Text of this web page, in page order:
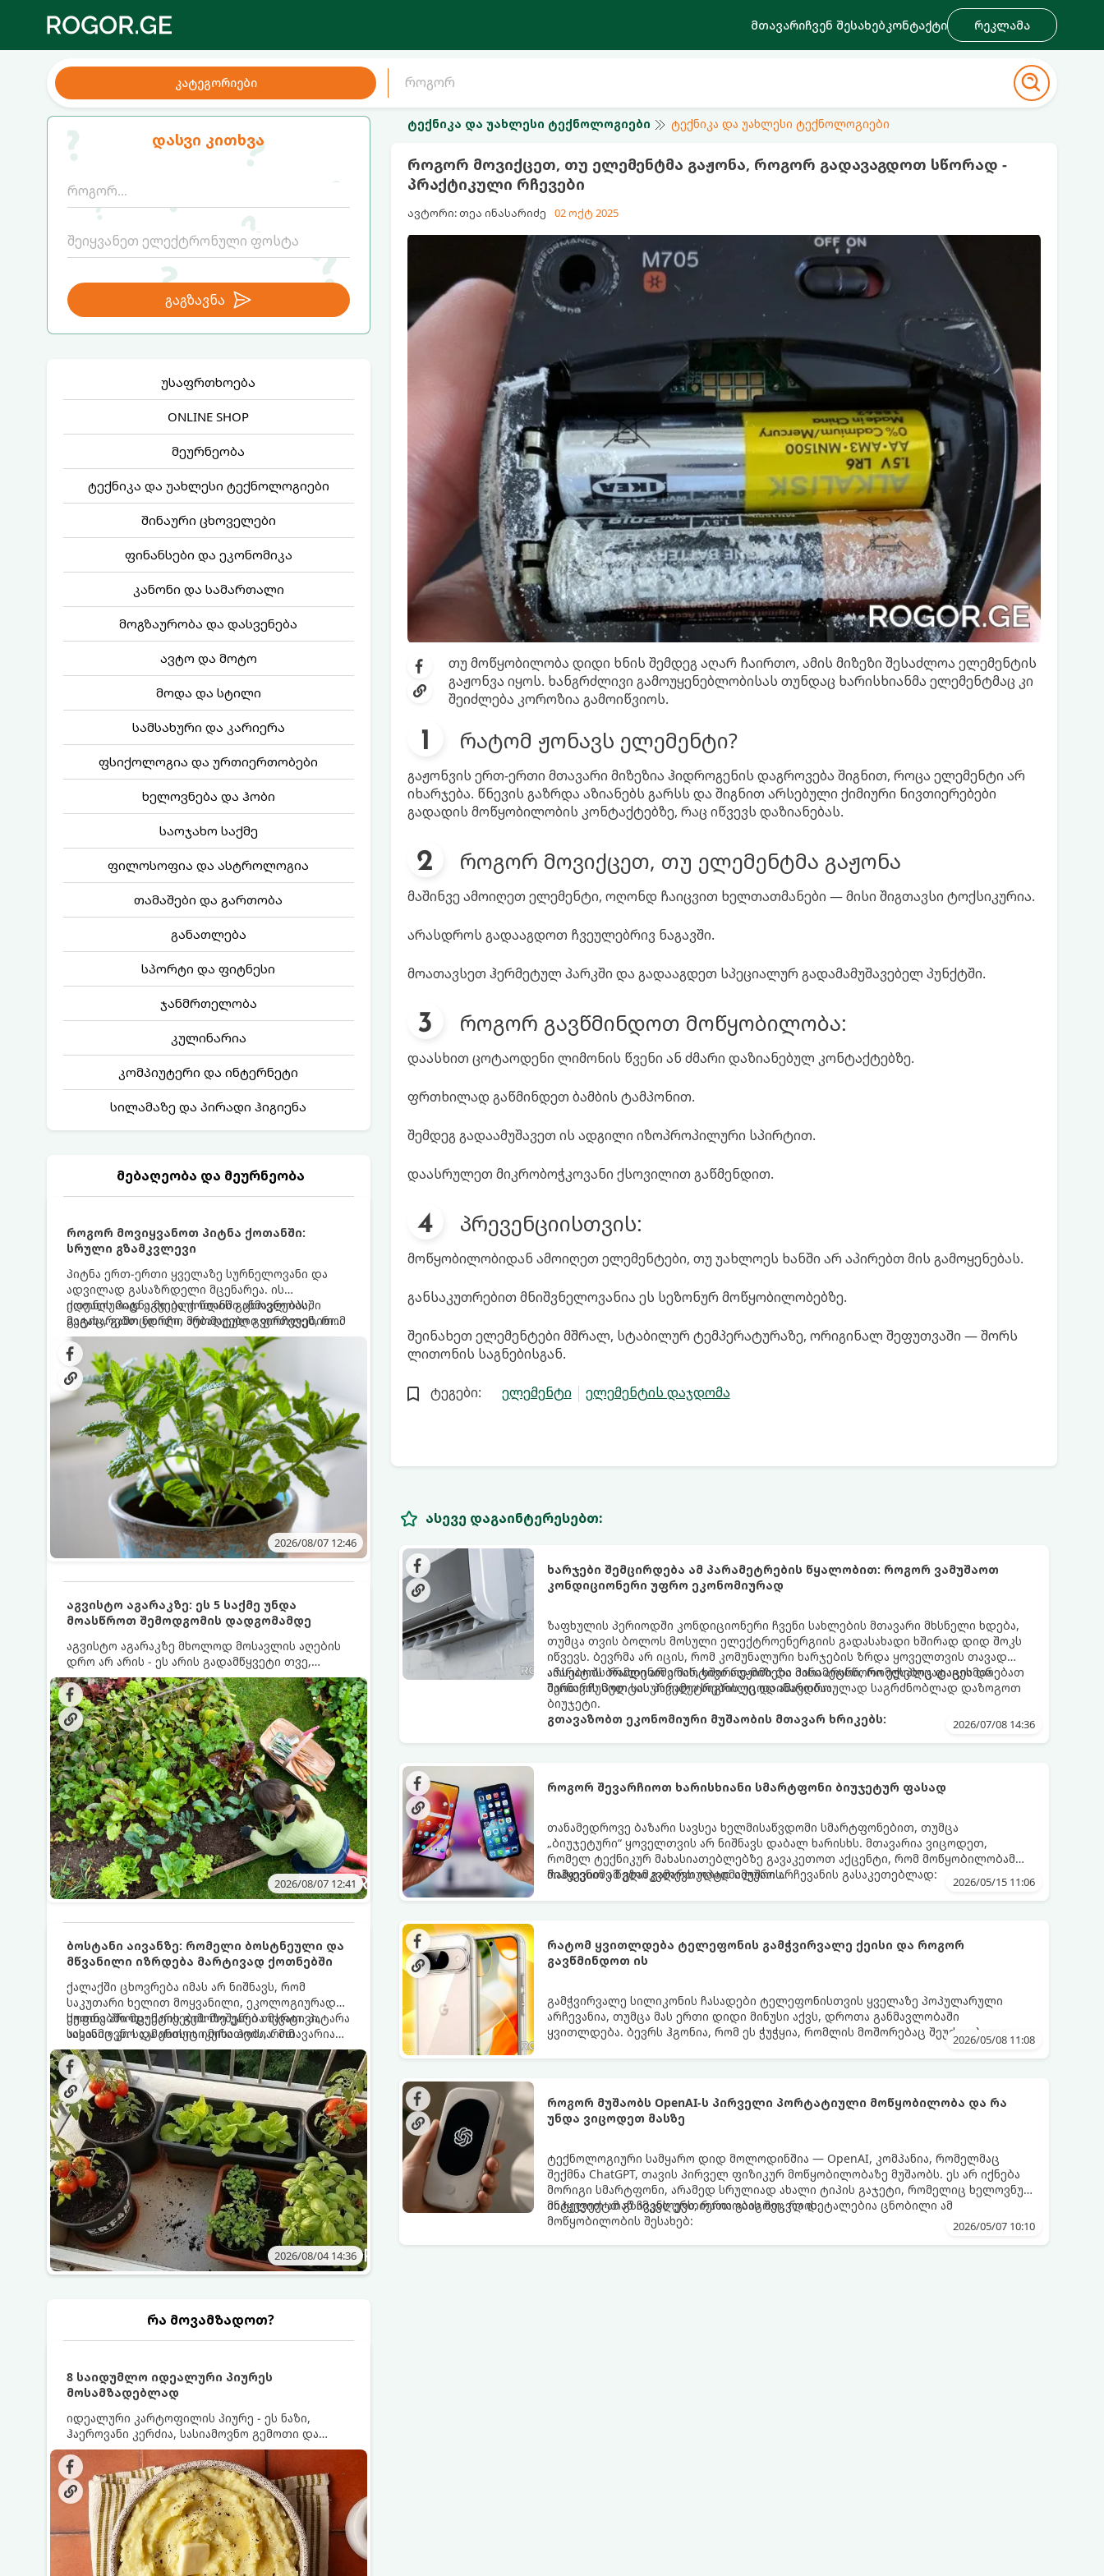
მთავარიჩვენ შესახებკონტაქტი რეკლამა
კატეგორიები
დასვი კითხვა
გაგზავნა
უსაფრთხოება
ONLINE SHOP
მეურნეობა
ტექნიკა და უახლესი ტექნოლოგიები
შინაური ცხოველები
ფინანსები და ეკონომიკა
კანონი და სამართალი
მოგზაურობა და დასვენება
ავტო და მოტო
მოდა და სტილი
სამსახური და კარიერა
ფსიქოლოგია და ურთიერთობები
ხელოვნება და ჰობი
საოჯახო საქმე
ფილოსოფია და ასტროლოგია
თამაშები და გართობა
განათლება
სპორტი და ფიტნესი
ჯანმრთელობა
კულინარია
კომპიუტერი და ინტერნეტი
სილამაზე და პირადი ჰიგიენა
მებაღეობა და მეურნეობა
როგორ მოვიყვანოთ პიტნა ქოთანში:
სრული გზამკვლევი
პიტნა ერთ-ერთი ყველაზე სურნელოვანი და
ადვილად გასაზრდელი მცენარეა. ის
იდეალურად ეგუება ქოთანში ცხოვრებას,
მეტიც, გამოცდილი მებაღეები გვირჩევენ, რომ
პიტნა მხოლოდ ქოთანში მოვიყვანოთ, რადგან
ღია გრუნტში (ბაღში) დარგვისას ის ფესვებით
ძალიან სწრაფად ვრცელდება და სხვა
მცენარეებს ავიწროებს.
ქოთნის პიტნა მთელი წლის განმავლობაში
გაგახარებთ ნორჩი, არომატული ფოთლებით
ჩაის, ლიმონათისა თუ კერძებისთვის.
2026/08/07 12:46
აგვისტო აგარაკზე: ეს 5 საქმე უნდა
მოასწროთ შემოდგომის დადგომამდე
აგვისტო აგარაკზე მხოლოდ მოსავლის აღების
დრო არ არის - ეს არის გადამწყვეტი თვე,
როდესაც საფუძველი ეყრება მომავალი წლის
მოსავალს და ბაღი მზადდება შემოდგომა-
ზამთრის სეზონისთვის. იმისათვის, რომ
ნიადაგმა ენერგია აღიდგინოს, ხოლო
მცენარეებმა ზამთარს გაუძლონ, აგვისტოს
ბოლომდე 5 მნიშვნელოვანი საქმის გაკეთება
უნდა მოასწროთ:
2026/08/07 12:41
ბოსტანი აივანზე: რომელი ბოსტნეული და
მწვანილი იზრდება მარტივად ქოთნებში
ქალაქში ცხოვრება იმას არ ნიშნავს, რომ
საკუთარი ხელით მოყვანილი, ეკოლოგიურად
სუფთა პროდუქტის გემოზე უარი თქვათ. პატარა
აივანიც კი საკმარისია იმისათვის, რომ
მოიწყოთ მინი-ბოსტანი, საიდანაც
ყოველდღიურად ახალ, არომატულ მწვანილსა
და ბოსტნეულს მოკრეფთ.
ქოთნებში მცენარეების მოშენება მარტივი,
სასიამოვნო და ესთეტიკური ჰობია. მთავარია
იცოდეთ, რომელი კულტურები ეგუებიან
ქოთნის პირობებს ყველაზე კარგად და როგორ
მოუაროთ მათ სწორად.
2026/08/04 14:36
რა მოვამზადოთ?
8 საიდუმლო იდეალური პიურეს
მოსამზადებლად
იდეალური კარტოფილის პიურე - ეს ნაზი,
ჰაეროვანი კერძია, სასიამოვნო გემოთი და
ნაღების-მოყვითალო ფერით. მისი მომზადება
ძალიან მარტივია, მაგრამ არსებობს რამდენიმე
საიდუმლო, რომლებიც უნდა იცოდეთ, რომ
პიურე იდეალურად გემრიელი გამოვიდეს.
ტექნიკა და უახლესი ტექნოლოგიები ტექნიკა და უახლესი ტექნოლოგიები
როგორ მოვიქცეთ, თუ ელემენტმა გაჟონა, როგორ გადავაგდოთ სწორად -
პრაქტიკული რჩევები
ავტორი: თეა ინასარიძე 02 ოქტ 2025
თუ მოწყობილობა დიდი ხნის შემდეგ აღარ ჩაირთო, ამის მიზეზი შესაძლოა ელემენტის
გაჟონვა იყოს. ხანგრძლივი გამოუყენებლობისას თუნდაც ხარისხიანმა ელემენტმაც კი
შეიძლება კოროზია გამოიწვიოს.
რატომ ჟონავს ელემენტი?
გაჟონვის ერთ-ერთი მთავარი მიზეზია ჰიდროგენის დაგროვება შიგნით, როცა ელემენტი არ
იხარჯება. წნევის გაზრდა აზიანებს გარსს და შიგნით არსებული ქიმიური ნივთიერებები
გადადის მოწყობილობის კონტაქტებზე, რაც იწვევს დაზიანებას.
როგორ მოვიქცეთ, თუ ელემენტმა გაჟონა
მაშინვე ამოიღეთ ელემენტი, ოღონდ ჩაიცვით ხელთათმანები — მისი შიგთავსი ტოქსიკურია.
არასდროს გადააგდოთ ჩვეულებრივ ნაგავში.
მოათავსეთ ჰერმეტულ პარკში და გადააგდეთ სპეციალურ გადამამუშავებელ პუნქტში.
როგორ გავწმინდოთ მოწყობილობა:
დაასხით ცოტაოდენი ლიმონის წვენი ან ძმარი დაზიანებულ კონტაქტებზე.
ფრთხილად გაწმინდეთ ბამბის ტამპონით.
შემდეგ გადაამუშავეთ ის ადგილი იზოპროპილური სპირტით.
დაასრულეთ მიკრობოჭკოვანი ქსოვილით გაწმენდით.
პრევენციისთვის:
მოწყობილობიდან ამოიღეთ ელემენტები, თუ უახლოეს ხანში არ აპირებთ მის გამოყენებას.
განსაკუთრებით მნიშვნელოვანია ეს სეზონურ მოწყობილობებზე.
შეინახეთ ელემენტები მშრალ, სტაბილურ ტემპერატურაზე, ორიგინალ შეფუთვაში — შორს
ლითონის საგნებისგან.
ტეგები: ელემენტი ელემენტის დაჯდომა
ასევე დაგაინტერესებთ:
ხარჯები შემცირდება ამ პარამეტრების წყალობით: როგორ ვამუშაოთ
კონდიციონერი უფრო ეკონომიურად
ზაფხულის პერიოდში კონდიციონერი ჩვენი სახლების მთავარი მხსნელი ხდება,
თუმცა თვის ბოლოს მოსული ელექტროენერგიის გადასახადი ხშირად დიდ შოკს
იწვევს. ბევრმა არ იცის, რომ კომუნალური ხარჯების ზრდა ყოველთვის თავად
აპარატის ბრალი არ არის, ხშირად მიზეზი მისი არასწორი ექსპლუატაცია და
მართვის პულტის პარამეტრების უცოდინარობაა.
არსებობს რამდენიმე მარტივი რეჟიმი და პარამეტრი, რომლებიც დაგეხმარებათ
შეინარჩუნოთ სასურველი სიგრილე და ამავდროულად საგრძნობლად დაზოგოთ
ბიუჯეტი.
გთავაზობთ ეკონომიური მუშაობის მთავარ ხრიკებს:
2026/07/08 14:36
როგორ შევარჩიოთ ხარისხიანი სმარტფონი ბიუჯეტურ ფასად
თანამედროვე ბაზარი სავსეა ხელმისაწვდომი სმარტფონებით, თუმცა
„ბიუჯეტური“ ყოველთვის არ ნიშნავს დაბალ ხარისხს. მთავარია ვიცოდეთ,
რომელ ტექნიკურ მახასიათებლებზე გავაკეთოთ აქცენტი, რომ მოწყობილობამ
რამდენიმე წელი გამართულად იმუშაოს.
მიჰყევით ამ გზამკვლევს ოპტიმალური არჩევანის გასაკეთებლად: 2026/05/15 11:06
რატომ ყვითლდება ტელეფონის გამჭვირვალე ქეისი და როგორ
გავწმინდოთ ის
გამჭვირვალე სილიკონის ჩასადები ტელეფონისთვის ყველაზე პოპულარული
არჩევანია, თუმცა მას ერთი დიდი მინუსი აქვს, დროთა განმავლობაში
ყვითლდება. ბევრს ჰგონია, რომ ეს ჭუჭყია, რომლის მოშორებაც შეუძლებელია,
თუმცა არსებობს მეთოდები, რომლებიც მას პირვანდელ სახეს დაუბრუნებს.
2026/05/08 11:08
როგორ მუშაობს OpenAI-ს პირველი პორტატიული მოწყობილობა და რა
უნდა ვიცოდეთ მასზე
ტექნოლოგიური სამყარო დიდ მოლოდინშია — OpenAI, კომპანია, რომელმაც
შექმნა ChatGPT, თავის პირველ ფიზიკურ მოწყობილობაზე მუშაობს. ეს არ იქნება
მორიგი სმარტფონი, არამედ სრულიად ახალი ტიპის გაჯეტი, რომელიც ხელოვნურ
ინტელექტთან ჩვენს ურთიერთობას შეცვლის.
მიჰყევით ამ გზამკვლევს, რათა გაიგოთ, რა დეტალებია ცნობილი ამ
მოწყობილობის შესახებ:
2026/05/07 10:10